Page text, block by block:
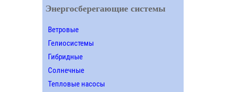
Энергосберегающие системы
Ветровые
Гелиосистемы
Гибридные
Солнечные
Тепловые насосы